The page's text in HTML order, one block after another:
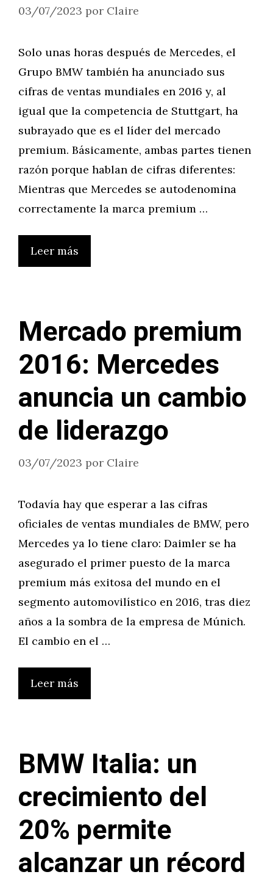
03/07/2023 por Claire
Solo unas horas después de Mercedes, el
Grupo BMW también ha anunciado sus
cifras de ventas mundiales en 2016 y, al
igual que la competencia de Stuttgart, ha
subrayado que es el líder del mercado
premium. Básicamente, ambas partes tienen
razón porque hablan de cifras diferentes:
Mientras que Mercedes se autodenomina
correctamente la marca premium …
Leer más
Mercado premium
2016: Mercedes
anuncia un cambio
de liderazgo
03/07/2023 por Claire
Todavía hay que esperar a las cifras
oficiales de ventas mundiales de BMW, pero
Mercedes ya lo tiene claro: Daimler se ha
asegurado el primer puesto de la marca
premium más exitosa del mundo en el
segmento automovilístico en 2016, tras diez
años a la sombra de la empresa de Múnich.
El cambio en el …
Leer más
BMW Italia: un
crecimiento del
20% permite
alcanzar un récord